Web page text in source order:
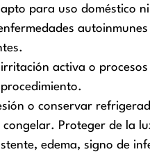
para uso doméstico
activa o procesos
o conservar
Proteger de la
edema, signo de